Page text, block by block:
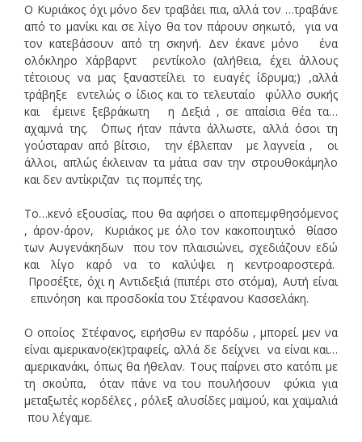
Ο Κυριάκος όχι μόνο δεν τραβάει πια, αλλά τον …τραβάνε
από το μανίκι και σε λίγο θα τον πάρουν σηκωτό, για να
τον κατεβάσουν από τη σκηνή. Δεν έκανε μόνο ένα
ολόκληρο Χάρβαρντ ρεντίκολο (αλήθεια, έχει άλλους
τέτοιους να μας ξαναστείλει το ευαγές ίδρυμα;) ,αλλά
τράβηξε εντελώς ο ίδιος και το τελευταίο φύλλο συκής
και έμεινε ξεβράκωτη η Δεξιά , σε απαίσια θέα τα…
αχαμνά της. ΄Οπως ήταν πάντα άλλωστε, αλλά όσοι τη
γούσταραν από βίτσιο, την έβλεπαν με λαγνεία , οι
άλλοι, απλώς έκλειναν τα μάτια σαν την στρουθοκάμηλο
και δεν αντίκριζαν τις πομπές της.
Το…κενό εξουσίας, που θα αφήσει ο αποπεμφθησόμενος
, άρον-άρον, Κυριάκος με όλο τον κακοποιητικό θίασο
των Αυγενάκηδων που τον πλαισιώνει, σχεδιάζουν εδώ
και λίγο καρό να το καλύψει η κεντροαροστερά.
Προσέξτε, όχι η Αντιδεξιά (πιπέρι στο στόμα), Αυτή είναι
επινόηση και προσδοκία του Στέφανου Κασσελάκη.
Ο οποίος Στέφανος, ειρήσθω εν παρόδω , μπορεί. μεν να
είναι αμερικανο(εκ)τραφείς, αλλά δε δείχνει να είναι και…
αμερικανάκι, όπως θα ήθελαν. Τους παίρνει στο κατόπι με
τη σκούπα, όταν πάνε να του πουλήσουν φύκια για
μεταξωτές κορδέλες , ρόλεξ αλυσίδες μαϊμού, και χαϊμαλιά
που λέγαμε.